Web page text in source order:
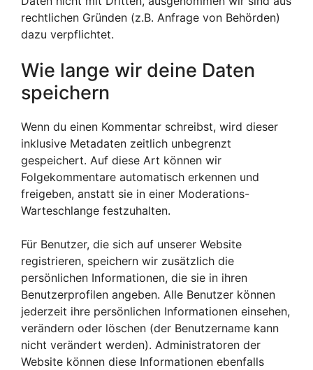
rechtlichen Gründen (z.B. Anfrage von Behörden)
dazu verpflichtet.
Wie lange wir deine Daten
speichern
Wenn du einen Kommentar schreibst, wird dieser
inklusive Metadaten zeitlich unbegrenzt
gespeichert. Auf diese Art können wir
Folgekommentare automatisch erkennen und
freigeben, anstatt sie in einer Moderations-
Warteschlange festzuhalten.
Für Benutzer, die sich auf unserer Website
registrieren, speichern wir zusätzlich die
persönlichen Informationen, die sie in ihren
Benutzerprofilen angeben. Alle Benutzer können
jederzeit ihre persönlichen Informationen einsehen,
verändern oder löschen (der Benutzername kann
nicht verändert werden). Administratoren der
Website können diese Informationen ebenfalls